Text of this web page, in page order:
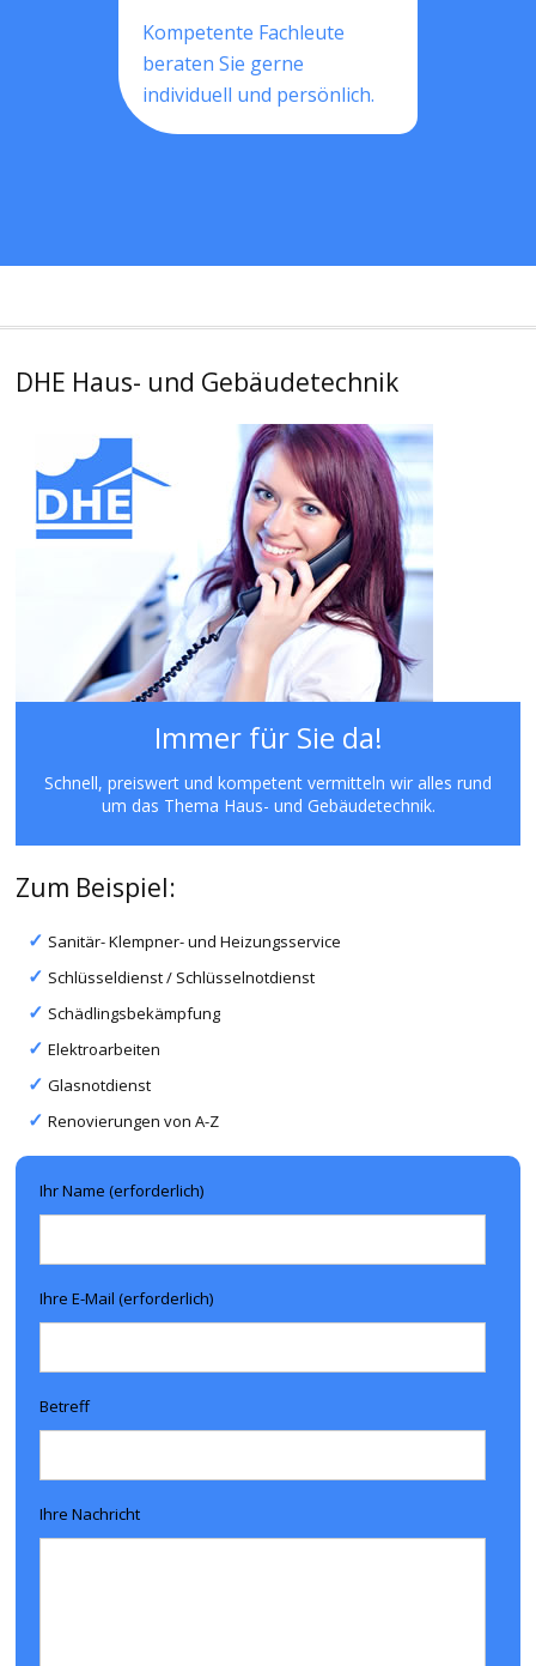
Kompetente Fachleute
beraten Sie gerne
individuell und persönlich.
DHE Haus- und Gebäudetechnik
Immer für Sie da!
Schnell, preiswert und kompetent vermitteln wir alles rund
um das Thema Haus- und Gebäudetechnik.
Zum Beispiel:
Sanitär- Klempner- und Heizungsservice
Schlüsseldienst / Schlüsselnotdienst
Schädlingsbekämpfung
Elektroarbeiten
Glasnotdienst
Renovierungen von A-Z
Ihr Name (erforderlich)
Ihre E-Mail (erforderlich)
Betreff
Ihre Nachricht